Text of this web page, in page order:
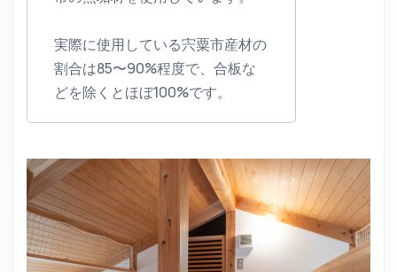
実際に使用している宍粟市産材の
割合は85〜90%程度で、合板な
どを除くとほぼ100%です。